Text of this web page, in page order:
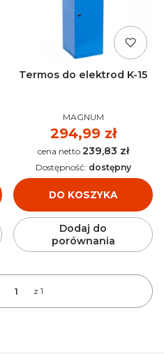
Termos do elektrod K-15
PRODUCENT
MAGNUM
Cena
294,99 zł
Cena 239,83 zł
DO KOSZYKA
Dostępność: dostępny
Dodaj do
porównania
z 1